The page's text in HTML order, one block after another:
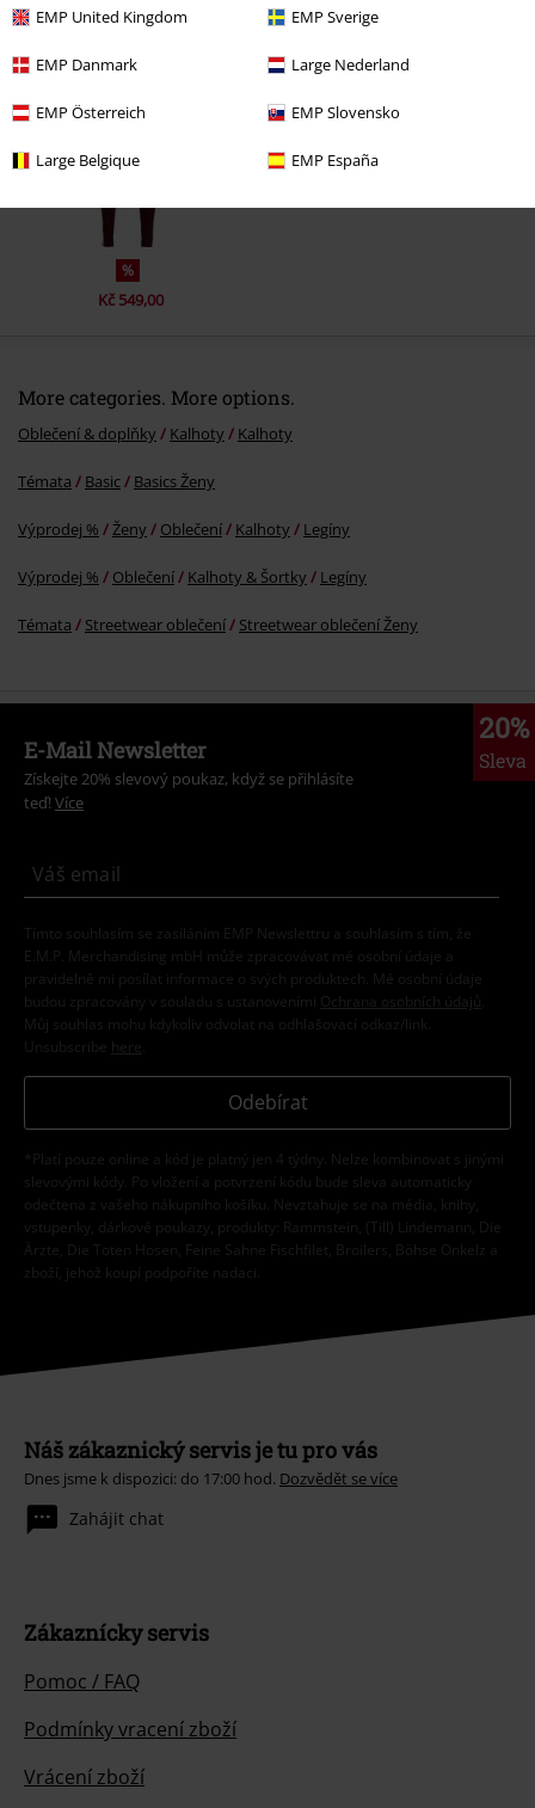
EMP United Kingdom EMP Sverige
EMP Danmark Large Nederland
EMP Österreich EMP Slovensko
Large Belgique EMP España
Naposledy navštívené
%
Kč 549,00
More categories. More options.
Oblečení & doplňky Kalhoty Kalhoty
Témata Basic Basics Ženy
Výprodej % Ženy Oblečení Kalhoty Legíny
Výprodej % Oblečení Kalhoty & Šortky Legíny
Témata Streetwear oblečení Streetwear oblečení Ženy
20%
Sleva
E-Mail Newsletter
Získejte 20% slevový poukaz, když se přihlásíte
teď! Více
Tímto souhlasím se zasíláním EMP Newslettru a souhlasím s tím, že
E.M.P. Merchandising mbH může zpracovávat mé osobní údaje a
pravidelně mi posílat informace o svých produktech. Mé osobní údaje
budou zpracovány v souladu s ustanoveními
Ochrana osobních údajů
Můj souhlas mohu kdykoliv odvolat na odhlašovací odkaz/link.
Unsubscribe here
Odebírat
*Platí pouze online a kód je platný jen 4 týdny. Nelze kombinovat s jinými
slevovými kódy. Po vložení a potvrzení kódu bude sleva automaticky
odečtena z vašeho nákupního košíku. Nevztahuje se na média, knihy,
vstupenky, dárkové poukazy, produkty: Rammstein, (Till) Lindemann, Die
Ärzte, Die Toten Hosen, Feine Sahne Fischfilet, Broilers, Böhse Onkelz a
zboží, jehož koupí podpoříte nadaci.
Náš zákaznický servis je tu pro vás
Dnes jsme k dispozici: do 17:00 hod. Dozvědět se více
Zahájit chat
Zákaznícky servis
Pomoc / FAQ
Podmínky vracení zboží
Vrácení zboží